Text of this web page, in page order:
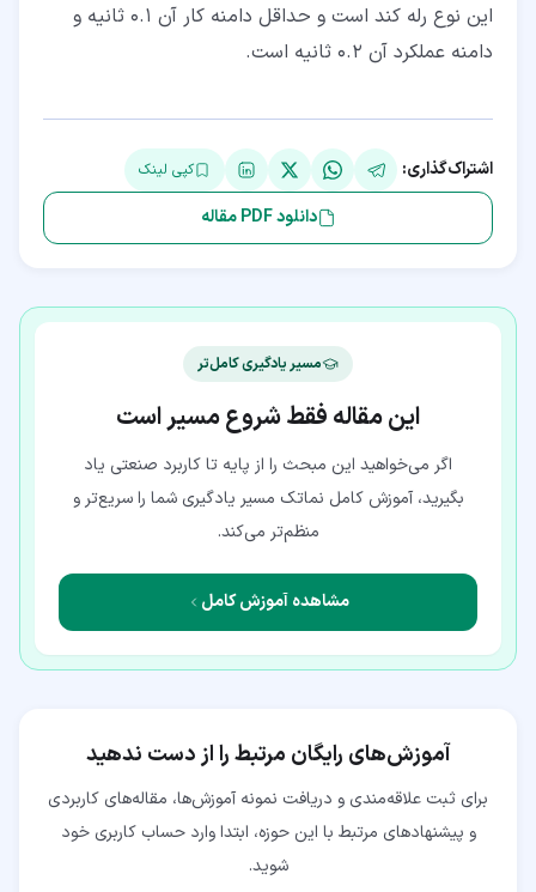
این نوع رله کند است و حداقل دامنه کار آن 0.1 ثانیه و
دامنه عملکرد آن 0.2 ثانیه است.
اشتراک‌گذاری: کپی لینک
دانلود PDF مقاله
مسیر یادگیری کامل‌تر
این مقاله فقط شروع مسیر است
اگر می‌خواهید این مبحث را از پایه تا کاربرد صنعتی یاد
بگیرید، آموزش کامل نماتک مسیر یادگیری شما را سریع‌تر و
منظم‌تر می‌کند.
مشاهده آموزش کامل
آموزش‌های رایگان مرتبط را از دست ندهید
برای ثبت علاقه‌مندی و دریافت نمونه آموزش‌ها، مقاله‌های کاربردی
و پیشنهادهای مرتبط با این حوزه، ابتدا وارد حساب کاربری خود
شوید.